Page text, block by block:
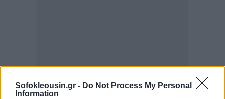
Sofokleousin.gr - Do Not Process My Personal
Information